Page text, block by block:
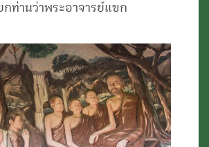
กท่านว่าพระอาจารย์แขก